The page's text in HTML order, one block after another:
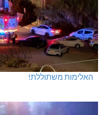
האלימות משתוללת!